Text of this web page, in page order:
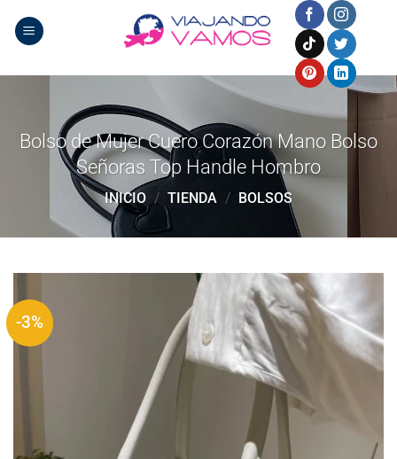
Bolso de Mujer Cuero Corazón Mano Bolso
Señoras Top Handle Hombro
INICIO / TIENDA / BOLSOS
-3%